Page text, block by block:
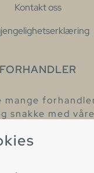
Kontakt oss
FORHANDLER
mange
snakke med